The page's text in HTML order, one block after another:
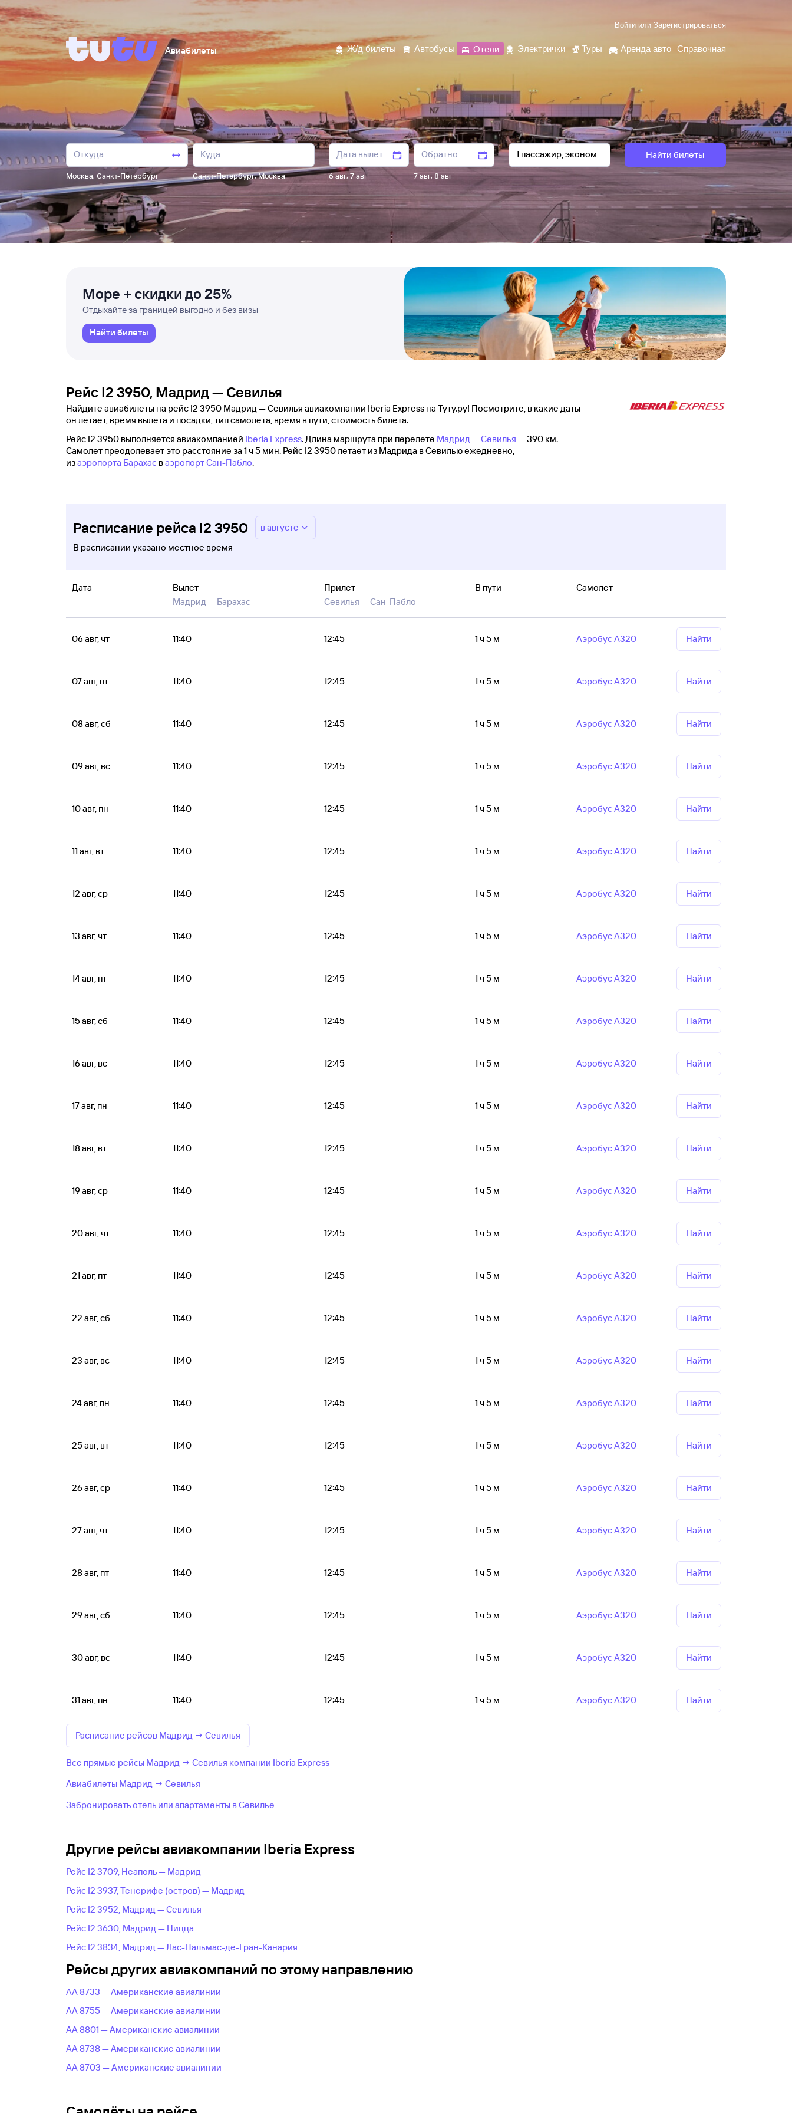
Войти или Зарегистрироваться
Авиабилеты Ж/д билеты Автобусы Отели Электрички Туры Аренда авто Справочная
Москва, Санкт-Петербург Санкт-Петербург,Москва 6 авг, 7 авг 7 авг,8 авг
Найти билеты
Море + скидки до 25%
Отдыхайте за границей выгодно и без визы
Найти билеты
Рейс I2 3950, Мадрид — Севилья
Найдите авиабилеты на рейс I2 3950 Мадрид — Севилья авиакомпании Iberia Express на Туту.ру! Посмотрите, в какие даты
он летает, время вылета и посадки, тип самолета, время в пути, стоимость билета.
Рейс I2 3950 выполняется авиакомпанией Iberia Express. Длина маршрута при перелете Мадрид — Севилья — 390 км.
Самолет преодолевает это расстояние за 1 ч 5 мин. Рейс I2 3950 летает из Мадрида в Севилью ежедневно,
изаэропорта Барахас ваэропорт Сан-Пабло.
Расписание рейса I2 3950
в августе
В расписании указано местное время
Дата
Вылет
Мадрид — Барахас
Прилет
Севилья — Сан-Пабло
В пути Самолет
06 авг, чт 11:40 12:45 1 ч 5 м Аэробус А320 Найти
07 авг, пт 11:40 12:45 1 ч 5 м Аэробус А320 Найти
08 авг, сб 11:40 12:45 1 ч 5 м Аэробус А320 Найти
09 авг, вс 11:40 12:45 1 ч 5 м Аэробус А320 Найти
10 авг, пн 11:40 12:45 1 ч 5 м Аэробус А320 Найти
11 авг, вт 11:40 12:45 1 ч 5 м Аэробус А320 Найти
12 авг, ср 11:40 12:45 1 ч 5 м Аэробус А320 Найти
13 авг, чт 11:40 12:45 1 ч 5 м Аэробус А320 Найти
14 авг, пт 11:40 12:45 1 ч 5 м Аэробус А320 Найти
15 авг, сб 11:40 12:45 1 ч 5 м Аэробус А320 Найти
16 авг, вс 11:40 12:45 1 ч 5 м Аэробус А320 Найти
17 авг, пн 11:40 12:45 1 ч 5 м Аэробус А320 Найти
18 авг, вт 11:40 12:45 1 ч 5 м Аэробус А320 Найти
19 авг, ср 11:40 12:45 1 ч 5 м Аэробус А320 Найти
20 авг, чт 11:40 12:45 1 ч 5 м Аэробус А320 Найти
21 авг, пт 11:40 12:45 1 ч 5 м Аэробус А320 Найти
22 авг, сб 11:40 12:45 1 ч 5 м Аэробус А320 Найти
23 авг, вс 11:40 12:45 1 ч 5 м Аэробус А320 Найти
24 авг, пн 11:40 12:45 1 ч 5 м Аэробус А320 Найти
25 авг, вт 11:40 12:45 1 ч 5 м Аэробус А320 Найти
26 авг, ср 11:40 12:45 1 ч 5 м Аэробус А320 Найти
27 авг, чт 11:40 12:45 1 ч 5 м Аэробус А320 Найти
28 авг, пт 11:40 12:45 1 ч 5 м Аэробус А320 Найти
29 авг, сб 11:40 12:45 1 ч 5 м Аэробус А320 Найти
30 авг, вс 11:40 12:45 1 ч 5 м Аэробус А320 Найти
31 авг, пн 11:40 12:45 1 ч 5 м Аэробус А320 Найти
Расписание рейсов Мадрид → Севилья
Все прямые рейсы Мадрид → Севилья компании Iberia Express
Авиабилеты Мадрид → Севилья
Забронировать отель или апартаменты в Севилье
Другие рейсы авиакомпании Iberia Express
Рейс I2 3709, Неаполь — Мадрид
Рейс I2 3937, Тенерифе (остров) — Мадрид
Рейс I2 3952, Мадрид — Севилья
Рейс I2 3630, Мадрид — Ницца
Рейс I2 3834, Мадрид — Лас-Пальмас-де-Гран-Канария
Рейсы других авиакомпаний по этому направлению
AA 8733 — Американские авиалинии
AA 8755 — Американские авиалинии
AA 8801 — Американские авиалинии
AA 8738 — Американские авиалинии
AA 8703 — Американские авиалинии